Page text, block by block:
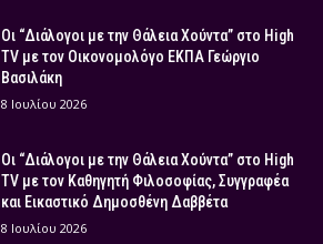
Οι “Διάλογοι με την Θάλεια Χούντα” στο High
TV με τον Οικονομολόγο ΕΚΠΑ Γεώργιο
Βασιλάκη
8 Ιουλίου 2026
Οι “Διάλογοι με την Θάλεια Χούντα” στο High
TV με τον Καθηγητή Φιλοσοφίας, Συγγραφέα
και Εικαστικό Δημοσθένη Δαββέτα
8 Ιουλίου 2026